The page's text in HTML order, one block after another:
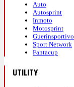
Auto
Autosprint
Inmoto
Motosprint
Guerinsportivo
Sport Network
Fantacup
UTILITY